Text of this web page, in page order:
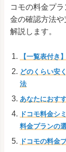
コモの料金プ
金の確認方法や
解説します。
【一覧表付き
どのくらい安
法
あなたにおす
ドコモ料金シ
料金プランの
ドコモの料金